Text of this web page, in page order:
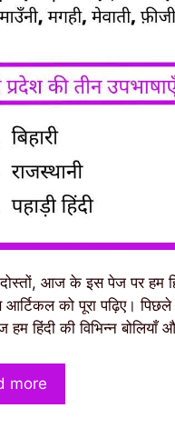
आज के इस पेज पर हम
को पूरा पढ़िए।
हिंदी की विभिन्न बोलियाँ
more